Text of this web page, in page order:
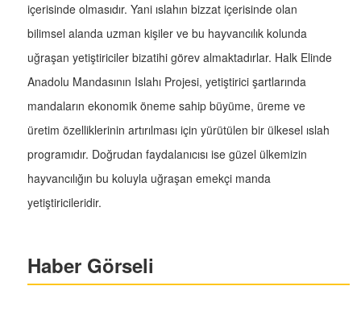
içerisinde olmasıdır. Yani ıslahın bizzat içerisinde olan
bilimsel alanda uzman kişiler ve bu hayvancılık kolunda
uğraşan yetiştiriciler bizatihi görev almaktadırlar. Halk Elinde
Anadolu Mandasının Islahı Projesi, yetiştirici şartlarında
mandaların ekonomik öneme sahip büyüme, üreme ve
üretim özelliklerinin artırılması için yürütülen bir ülkesel ıslah
programıdır. Doğrudan faydalanıcısı ise güzel ülkemizin
hayvancılığın bu koluyla uğraşan emekçi manda
yetiştiricileridir.
Haber Görseli